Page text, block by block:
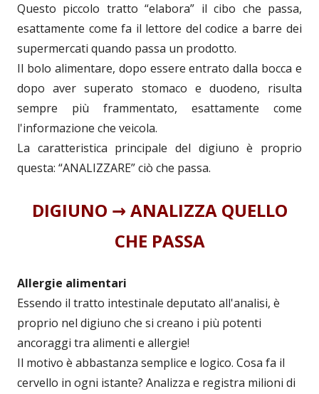
Questo piccolo tratto “elabora” il cibo che passa,
esattamente come fa il lettore del codice a barre dei
supermercati quando passa un prodotto.
Il bolo alimentare, dopo essere entrato dalla bocca e
dopo aver superato stomaco e duodeno, risulta
sempre più frammentato, esattamente come
l'informazione che veicola.
La caratteristica principale del digiuno è proprio
questa: “ANALIZZARE” ciò che passa.
DIGIUNO → ANALIZZA QUELLO
CHE PASSA
Allergie alimentari
Essendo il tratto intestinale deputato all'analisi, è
proprio nel digiuno che si creano i più potenti
ancoraggi tra alimenti e allergie!
Il motivo è abbastanza semplice e logico. Cosa fa il
cervello in ogni istante? Analizza e registra milioni di